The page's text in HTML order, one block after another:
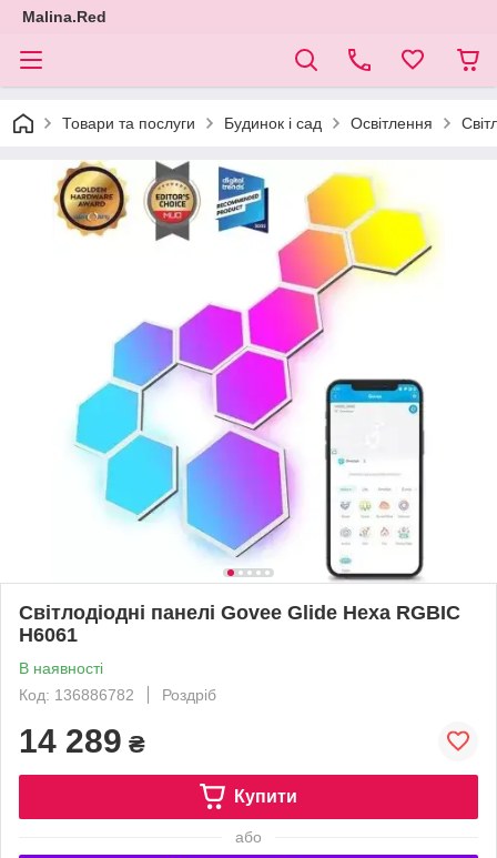
Malina.Red
Товари та послуги Будинок і сад Освітлення
Світлодіодні панелі Govee Glide Hexa RGBIC
H6061
В наявності
Код: 136886782
Роздріб
14 289 ₴
Купити
або